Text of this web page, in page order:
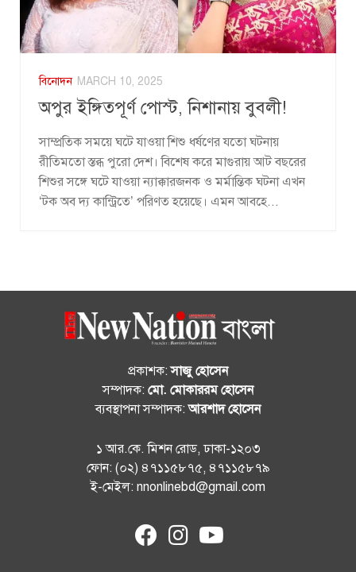
বিনোদন MARCH 10, 2025
অপুর ইঙ্গিতপূর্ণ পোস্ট, নিশানায় বুবলী!
সাম্প্রতিক সময়ে ঘটে যাওয়া শিশু ধর্ষণের যতো ঘটনায়
রীতিমতো স্তব্ধ পুরো দেশ। বিশেষ করে মাগুরায় আট বছরের
শিশুর সঙ্গে ঘটে যাওয়া ন্যাক্কারজনক ও মর্মান্তিক ঘটনা এখন
‘টক অব দ্য কান্ট্রিতে’ পরিণত হয়েছে। এমন আবহে...
প্রকাশক:সাজু হোসেন
সম্পাদক: মো. মোকাররম হোসেন
ব্যবস্থাপনা সম্পাদক:আরশাদ হোসেন
১ আর.কে. মিশন রোড, ঢাকা-১২০৩
ফোন: (০২) ৪৭১১৫৮৭৫, ৪৭১১৫৮৭৯
ই-মেইল: nnonlinebd@gmail.com
fab
fa-
fab
fa-
fab
fa-